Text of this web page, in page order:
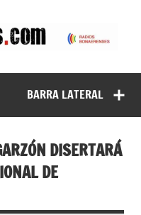
BARRA LATERAL
DISERTARÁ
DE